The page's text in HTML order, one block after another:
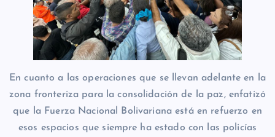
En cuanto a las operaciones que se llevan adelante en la
zona fronteriza para la consolidación de la paz, enfatizó
que la Fuerza Nacional Bolivariana está en refuerzo en
esos espacios que siempre ha estado con las policías